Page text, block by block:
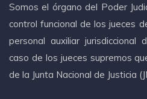
Somos el órgano del Poder
control funcional de los jueces
personal auxiliar jurisdiccional
caso de los jueces supremos
de la Junta Nacional de Justicia